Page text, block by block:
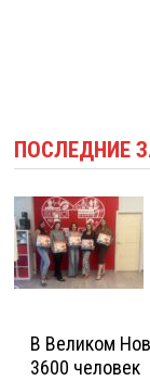
ПОСЛЕДНИЕ
В Великом
3600 человек